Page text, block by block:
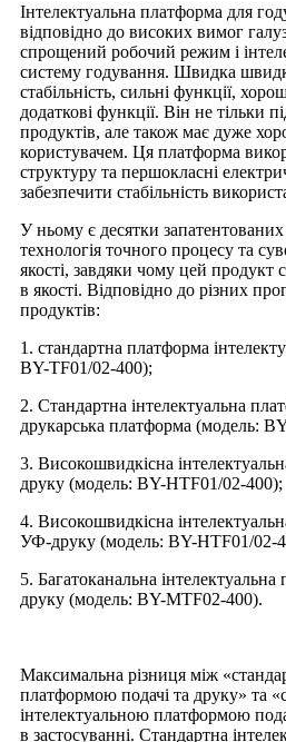
Інтелектуальна платформа для
відповідно до високих вимог
спрощений робочий режим і
систему годування. Швидка
стабільність, сильні функції,
додаткові функції. Він не тільки
продуктів, але також має дуже
користувачем. Ця платформа
структуру та першокласні
забезпечити стабільність
У ньому є десятки
технологія точного процесу та
якості, завдяки чому цей продукт
в якості. Відповідно до різних
продуктів:
1. стандартна платформа
BY-TF01/02-400);
2. Стандартна інтелектуальна
друкарська платформа (модель:
3. Високошвидкісна
друку (модель: BY-HTF01/02-400);
4. Високошвидкісна
УФ-друку (модель: BY-HTF01/02-
5. Багатоканальна інтелектуальна
друку (модель: BY-MTF02-400).
Максимальна різниця між
платформою подачі та друку» та
інтелектуальною платформою
в застосуванні. Стандартна